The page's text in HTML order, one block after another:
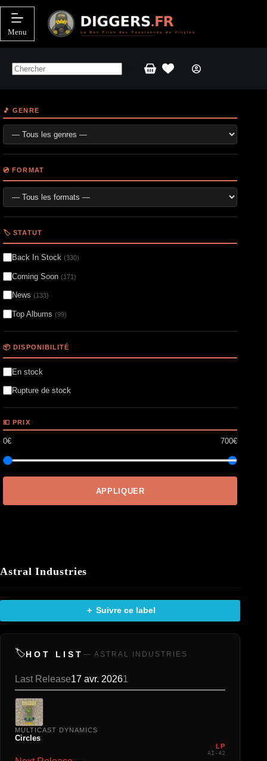
Passer
contenu
Menu
Panier
Astral Industries
＋ Suivre ce label
🏷️HOT LIST — ASTRAL INDUSTRIES
Last Release17 avr. 20261
MULTICAST DYNAMICS
Circles
LP
AI-42
🎵 GENRE
💿 FORMAT
🏷️ STATUT
Back In Stock (330)
Coming Soon (171)
News (133)
Top Albums (99)
📦 DISPONIBILITÉ
En stock
Rupture de stock
💶 PRIX
0€ 700€
APPLIQUER